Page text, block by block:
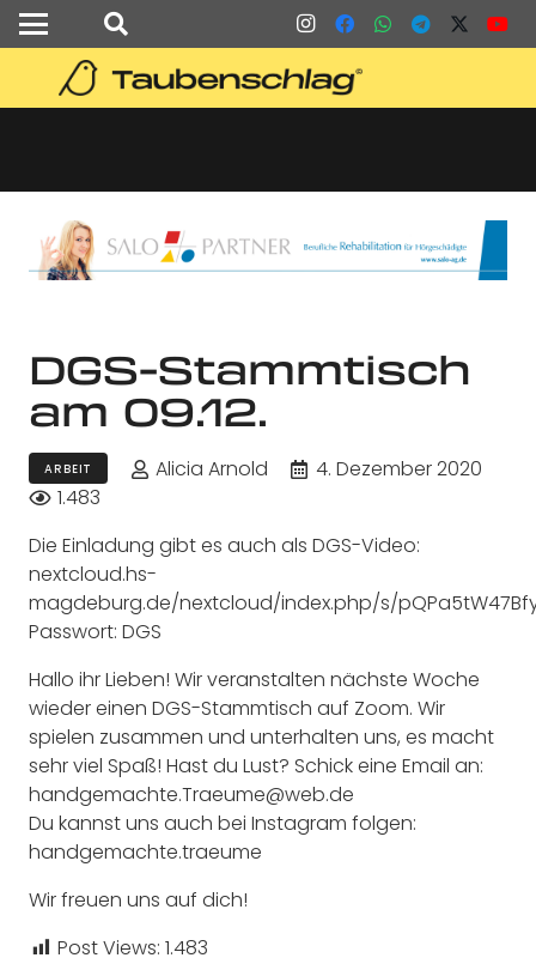
DGS-Stammtisch
am 09.12.
ARBEIT Alicia Arnold
4. Dezember 2020
1.483
Die Einladung gibt es auch als DGS-Video:
nextcloud.hs-
magdeburg.de/nextcloud/index.php/s/
Passwort: DGS
Hallo ihr Lieben! Wir veranstalten nächste Woche
wieder einen DGS-Stammtisch auf Zoom. Wir
spielen zusammen und unterhalten uns, es macht
sehr viel Spaß! Hast du Lust? Schick eine Email an:
handgemachte.Traeume@web.de
Du kannst uns auch bei Instagram folgen:
handgemachte.traeume
Wir freuen uns auf dich!
Post Views: 1.483